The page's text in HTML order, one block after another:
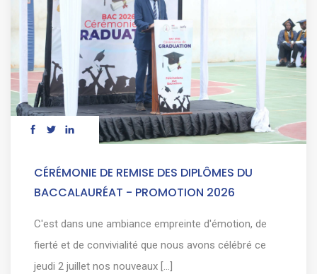
CÉRÉMONIE DE REMISE DES DIPLÔMES DU
BACCALAURÉAT - PROMOTION 2026
C'est dans une ambiance empreinte d'émotion, de
fierté et de convivialité que nous avons célébré ce
jeudi 2 juillet nos nouveaux [...]